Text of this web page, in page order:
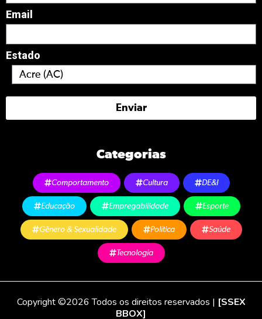
Email
Estado
Enviar
Categorias
Comportamento Cultura DE&I
Educação Empregabilidade Esporte
Gênero & Sexualidade Política Saúde
Tecnologia
Copyright ©2026 Todos os direitos reservados | [SSEX
BBOX]